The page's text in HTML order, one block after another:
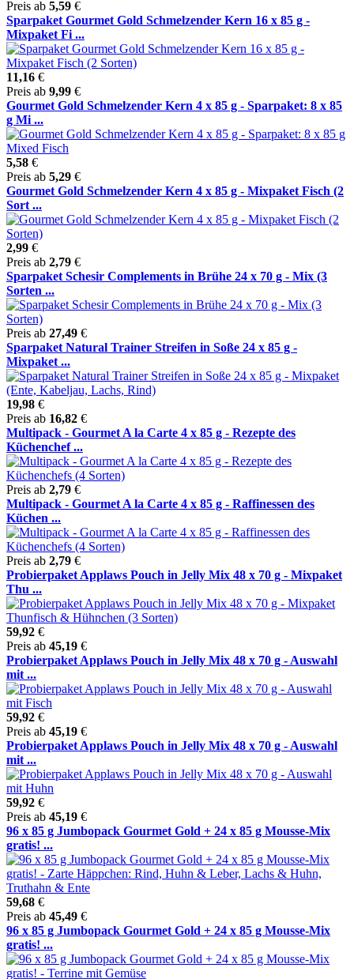
Preis ab 5,59 €
Sparpaket Gourmet Gold Schmelzender Kern 16 x 85 g -
Mixpaket Fi ...
11,16 €
Preis ab 9,99 €
Gourmet Gold Schmelzender Kern 4 x 85 g - Sparpaket: 8 x 85
g Mi ...
5,58 €
Preis ab 5,29 €
Gourmet Gold Schmelzender Kern 4 x 85 g - Mixpaket Fisch (2
Sort ...
2,99 €
Preis ab 2,79 €
Sparpaket Schesir Complements in Brühe 24 x 70 g - Mix (3
Sorten ...
Preis ab 27,49 €
Sparpaket Natural Trainer Streifen in Soße 24 x 85 g -
Mixpaket ...
19,98 €
Preis ab 16,82 €
Multipack - Gourmet A la Carte 4 x 85 g - Rezepte des
Küchenchef ...
Preis ab 2,79 €
Multipack - Gourmet A la Carte 4 x 85 g - Raffinessen des
Küchen ...
Preis ab 2,79 €
Probierpaket Applaws Pouch in Jelly Mix 48 x 70 g - Mixpaket
Thu ...
59,92 €
Preis ab 45,19 €
Probierpaket Applaws Pouch in Jelly Mix 48 x 70 g - Auswahl
mit ...
59,92 €
Preis ab 45,19 €
Probierpaket Applaws Pouch in Jelly Mix 48 x 70 g - Auswahl
mit ...
59,92 €
Preis ab 45,19 €
96 x 85 g Jumbopack Gourmet Gold + 24 x 85 g Mousse-Mix
gratis! ...
59,68 €
Preis ab 45,49 €
96 x 85 g Jumbopack Gourmet Gold + 24 x 85 g Mousse-Mix
gratis! ...